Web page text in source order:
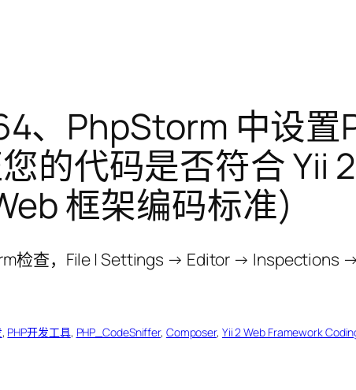
、PhpStorm 中设
的代码是否符合 Yii
框架编码标准)
, PHP开发工具, PHP_CodeSniffer, Composer, Yii 2 Web Framework